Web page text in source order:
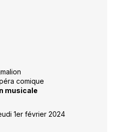
comique
musicale
1er février 2024